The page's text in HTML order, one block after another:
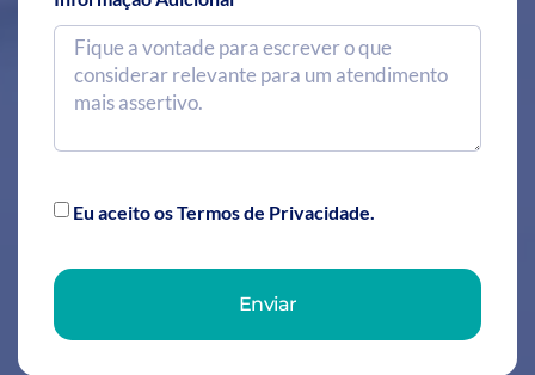
Eu aceito os Termos de Privacidade.
Enviar